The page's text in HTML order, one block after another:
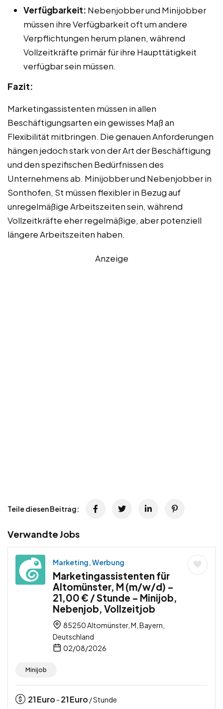
Verfügbarkeit: Nebenjobber und Minijobber
müssen ihre Verfügbarkeit oft um andere
Verpflichtungen herum planen, während
Vollzeitkräfte primär für ihre Haupttätigkeit
verfügbar sein müssen.
Fazit:
Marketingassistenten müssen in allen
Beschäftigungsarten ein gewisses Maß an
Flexibilität mitbringen. Die genauen Anforderungen
hängen jedoch stark von der Art der Beschäftigung
und den spezifischen Bedürfnissen des
Unternehmens ab. Minijobber und Nebenjobber in
Sonthofen, St müssen flexibler in Bezug auf
unregelmäßige Arbeitszeiten sein, während
Vollzeitkräfte eher regelmäßige, aber potenziell
längere Arbeitszeiten haben.
Anzeige
Teile diesen Beitrag:
Verwandte Jobs
Marketing, Werbung
Marketingassistenten für
Altomünster, M (m/w/d) –
21,00 € / Stunde – Minijob,
Nebenjob, Vollzeitjob
85250 Altomünster, M, Bayern,
Deutschland
02/08/2026
Minijob
21Euro - 21Euro / Stunde